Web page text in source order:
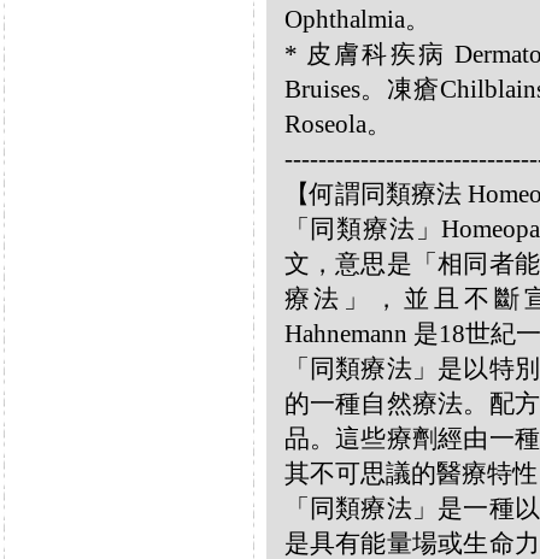
Ophthalmia。
* 皮膚科疾病
Bruises。凍瘡
Roseola。
【何謂同類療法
「同類療法」
文，意思是「相同者
療法」，並且不斷
Hahnemann 是18世紀
「同類療法」是以特
的一種自然療法。配
品。這些療劑經由一
其不可思議的醫療特
「同類療法」是一種
是具有能量場或生命